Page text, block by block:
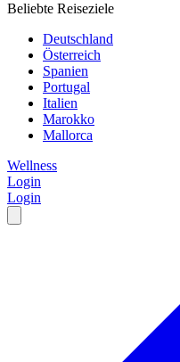
Beliebte Reiseziele
Deutschland
Österreich
Spanien
Portugal
Italien
Marokko
Mallorca
Wellness
Login
Login